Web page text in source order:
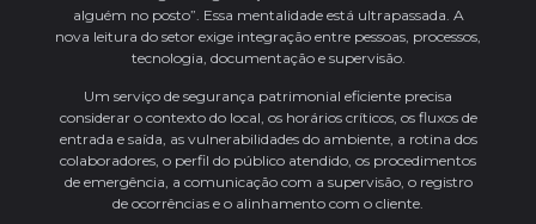
alguém no posto”. Essa mentalidade está ultrapassada. A
nova leitura do setor exige integração entre pessoas, processos,
tecnologia, documentação e supervisão.
Um serviço de segurança patrimonial eficiente precisa
considerar o contexto do local, os horários críticos, os fluxos de
entrada e saída, as vulnerabilidades do ambiente, a rotina dos
colaboradores, o perfil do público atendido, os procedimentos
de emergência, a comunicação com a supervisão, o registro
de ocorrências e o alinhamento com o cliente.